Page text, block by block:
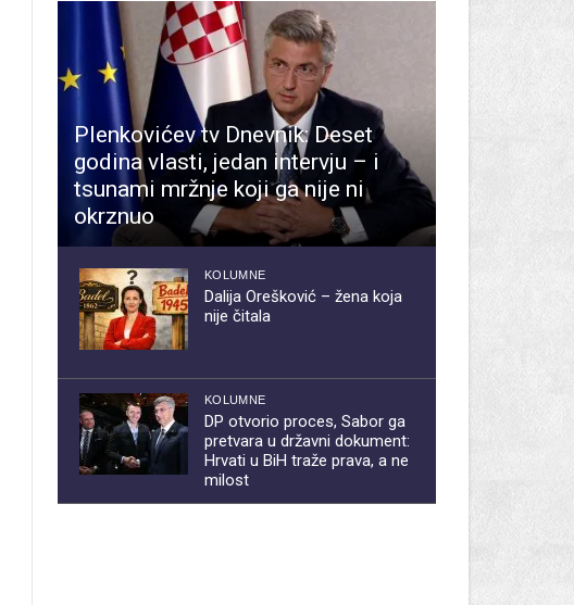
Plenkovićev tv Dnevnik: Deset
godina vlasti, jedan intervju – i
tsunami mržnje koji ga nije ni
okrznuo
KOLUMNE
Dalija Orešković – žena koja
nije čitala
KOLUMNE
DP otvorio proces, Sabor ga
pretvara u državni dokument:
Hrvati u BiH traže prava, a ne
milost